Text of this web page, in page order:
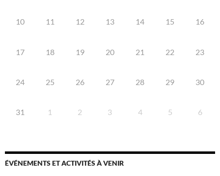
10 11 12 13 14 15 16
17 18 19 20 21 22 23
24 25 26 27 28 29 30
31 1 2 3 4 5 6
ÉVÉNEMENTS ET ACTIVITÉS À VENIR